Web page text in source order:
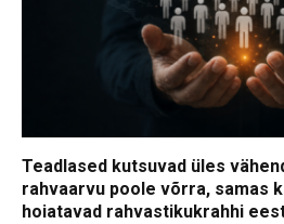
Teadlased kutsuvad üles
rahvaarvu poole võrra, samas
hoiatavad rahvastikukrahhi